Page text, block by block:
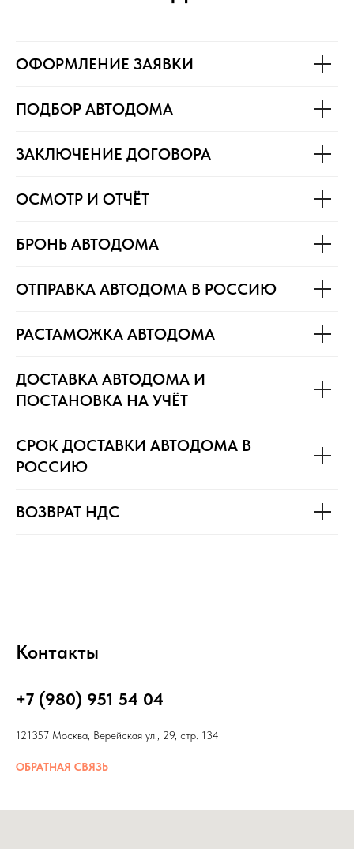
ОФОРМЛЕНИЕ ЗАЯВКИ
ПОДБОР АВТОДОМА
ЗАКЛЮЧЕНИЕ ДОГОВОРА
ОСМОТР И ОТЧЁТ
БРОНЬ АВТОДОМА
ОТПРАВКА АВТОДОМА В РОССИЮ
РАСТАМОЖКА АВТОДОМА
ДОСТАВКА АВТОДОМА И
ПОСТАНОВКА НА УЧЁТ
СРОК ДОСТАВКИ АВТОДОМА В
РОССИЮ
ВОЗВРАТ НДС
Контакты
+7 (980) 951 54 04
121357 Москва, Верейская ул., 29, стр. 134
ОБРАТНАЯ СВЯЗЬ